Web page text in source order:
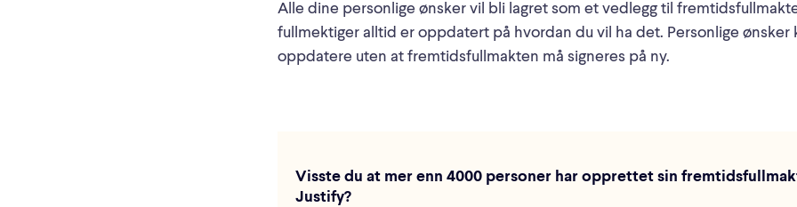
Alle dine personlige ønsker vil bli lagret som et vedlegg til
fullmektiger alltid er oppdatert på hvordan du vil ha det. Personlige ønsker
oppdatere uten at fremtidsfullmakten må signeres på ny.
Visste du at mer enn 4000 personer har opprettet sin
Justify?